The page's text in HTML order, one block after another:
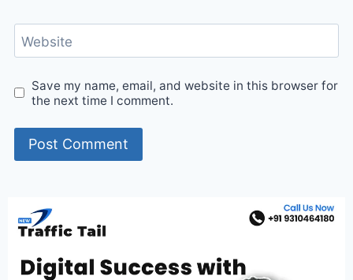
Website
Save my name, email, and website in this browser for
the next time I comment.